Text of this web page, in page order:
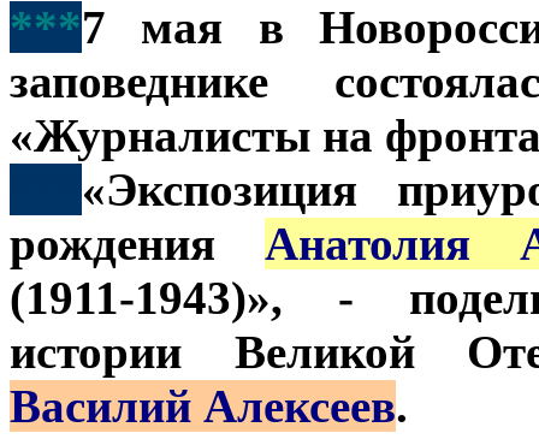
***7 мая в
заповеднике
«Журналисты на
«Экспозиция
рождения Анатолия
(1911-1943)», -
истории Великой
Василий Алексеев.